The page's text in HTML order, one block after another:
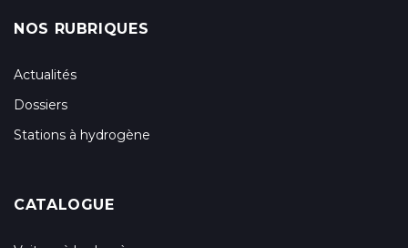
NOS RUBRIQUES
Actualités
Dossiers
Stations à hydrogène
CATALOGUE